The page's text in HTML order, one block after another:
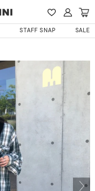
STAFF SNAP SALE